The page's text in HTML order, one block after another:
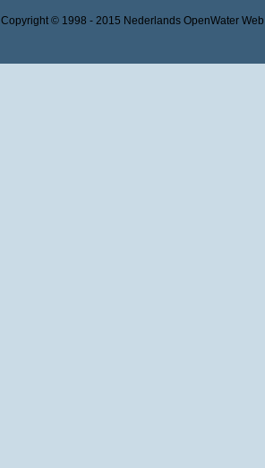
Copyright © 1998 - 2015 Nederlands OpenWater